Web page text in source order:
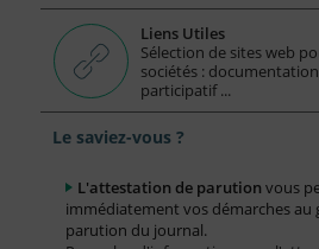
Liens Utiles
Sélection de sites web
sociétés :
participatif ...
Le saviez-vous ?
L'attestation de parution vous
immédiatement vos démarches au
parution du journal.